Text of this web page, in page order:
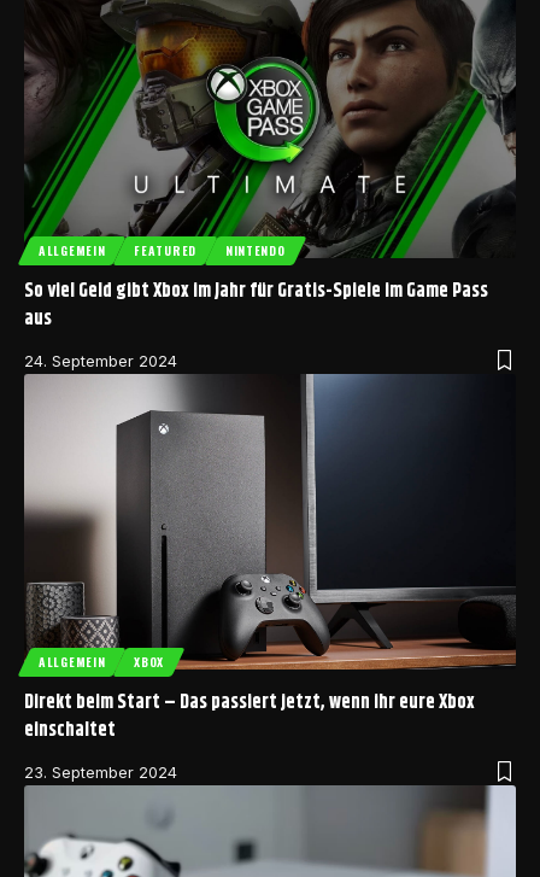
ALLGEMEIN FEATURED NINTENDO
So viel Geld gibt Xbox im Jahr für Gratis-Spiele im Game Pass
aus
24. September 2024
ALLGEMEIN XBOX
Direkt beim Start – Das passiert jetzt, wenn ihr eure Xbox
einschaltet
23. September 2024